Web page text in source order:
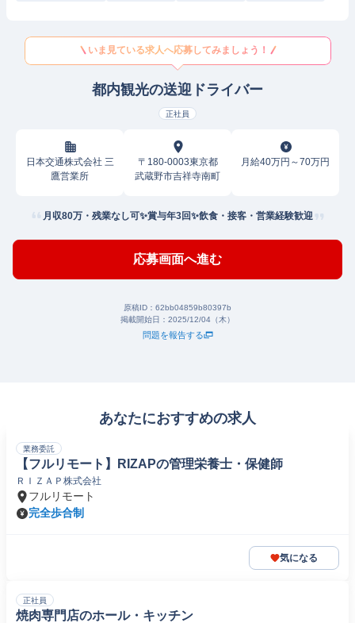
いま見ている求人へ応募してみましょう！
都内観光の送迎ドライバー
正社員
日本交通株式会社 三
鷹営業所
〒180-0003東京都
武蔵野市吉祥寺南町
月給40万円～70万円
月収80万・残業なし可✨賞与年3回✨飲食・接客・営業経験歓迎
応募画面へ進む
原稿ID： 62bb04859b80397b
掲載開始日： 2025/12/04（木）
問題を報告する
あなたにおすすめの求人
業務委託
【フルリモート】RIZAPの管理栄養士・保健師
ＲＩＺＡＰ株式会社
フルリモート
完全歩合制
気になる
正社員
焼肉専門店のホール・キッチン